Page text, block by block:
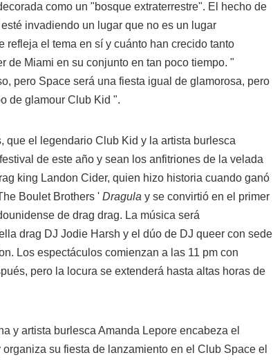
como un "bosque extraterrestre". El hecho de
invadiendo un lugar que no es un lugar
refleja el tema en sí y cuánto han crecido tanto
de Miami en su conjunto en tan poco tiempo. "
pero Space será una fiesta igual de glamorosa, pero
de glamour Club Kid ".
que el legendario Club Kid y la artista burlesca
de este año y sean los anfitriones de la velada
king Landon Cider, quien hizo historia cuando ganó
Boulet Brothers ' Dragula y se convirtió en el primer
de drag drag. La música será
drag DJ Jodie Harsh y el dúo de DJ queer con sede
Los espectáculos comienzan a las 11 pm con
pero la locura se extenderá hasta altas horas de